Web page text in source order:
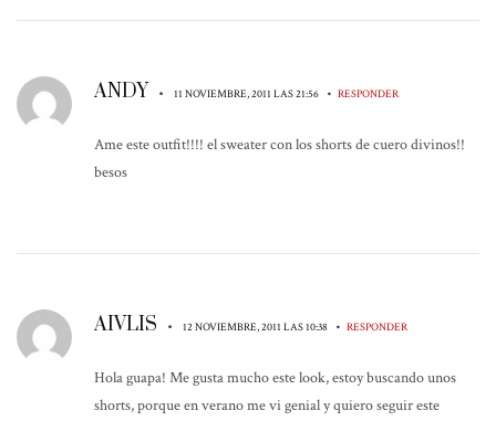
ANDY • 11 NOVIEMBRE, 2011 LAS 21:56 • RESPONDER
Ame este outfit!!!! el sweater con los shorts de cuero divinos!!
besos
AIVLIS • 12 NOVIEMBRE, 2011 LAS 10:38 • RESPONDER
Hola guapa! Me gusta mucho este look, estoy buscando unos
shorts, porque en verano me vi genial y quiero seguir este